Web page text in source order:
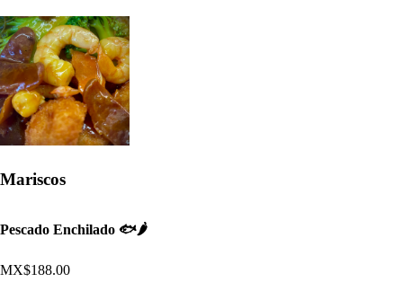
Mariscos
Pescado Enchilado 🐟🌶
MX$188.00